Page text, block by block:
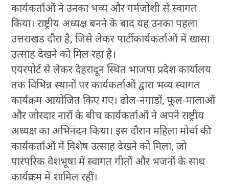
कार्यकर्ताओं ने उनका भव्य और गर्मजोशी से स्वागत
किया। राष्ट्रीय अध्यक्ष बनने के बाद यह उनका पहला
उत्तराखंड दौरा है, जिसे लेकर पार्टी कार्यकर्ताओं में खासा
उत्साह देखने को मिल रहा है।
एयरपोर्ट से लेकर देहरादून स्थित भाजपा प्रदेश कार्यालय
तक विभिन्न स्थानों पर कार्यकर्ताओं द्वारा भव्य स्वागत
कार्यक्रम आयोजित किए गए। ढोल-नगाड़ों, फूल-मालाओं
और जोरदार नारों के बीच कार्यकर्ताओं ने अपने राष्ट्रीय
अध्यक्ष का अभिनंदन किया। इस दौरान महिला मोर्चा की
कार्यकर्ताओं में विशेष उत्साह देखने को मिला, जो
पारंपरिक वेशभूषा में स्वागत गीतों और भजनों के साथ
कार्यक्रम में शामिल रहीं।